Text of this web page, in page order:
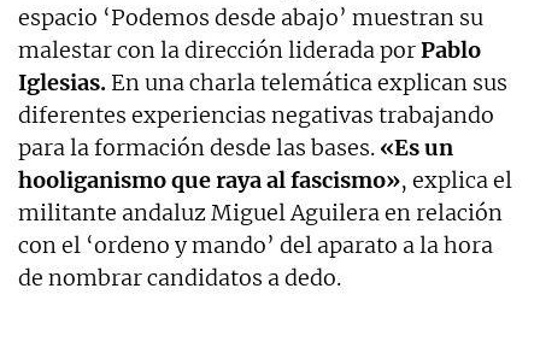
espacio ‘Podemos desde abajo’ muestran su
malestar con la dirección liderada porPablo
Iglesias. En una charla telemática explican sus
diferentes experiencias negativas trabajando
para la formación desde las bases. «Es un
hooliganismo que raya al fascismo», explica el
militante andaluz Miguel Aguilera en relación
con el ‘ordeno y mando’ del aparato a la hora
de nombrar candidatos a dedo.